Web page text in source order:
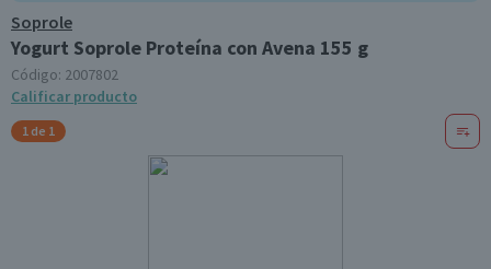
Soprole
Yogurt Soprole Proteína con Avena 155 g
Código: 2007802
Calificar producto
1 de 1